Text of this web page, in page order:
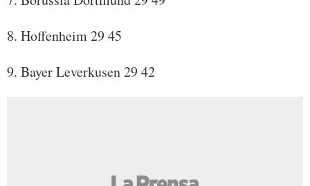
8. Hoffenheim 29 45
9. Bayer Leverkusen 29 42